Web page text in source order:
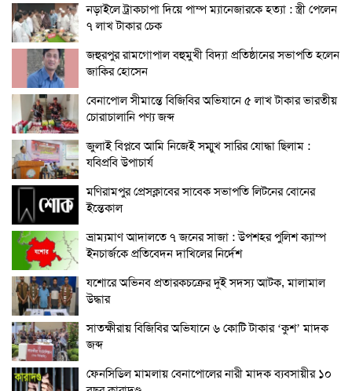
নড়াইলে ট্রাকচাপা দিয়ে পাম্প ম্যানেজারকে হত্যা : স্ত্রী পেলেন
৭ লাখ টাকার চেক
জহুরপুর রামগোপাল বহুমুখী বিদ্যা প্রতিষ্ঠানের সভাপতি হলেন
জাকির হোসেন
বেনাপোল সীমান্তে বিজিবির অভিযানে ৫ লাখ টাকার ভারতীয়
চোরাচালানি পণ্য জব্দ
জুলাই বিপ্লবে আমি নিজেই সম্মুখ সারির যোদ্ধা ছিলাম :
যবিপ্রবি উপাচার্য
মণিরামপুর প্রেসক্লাবের সাবেক সভাপতি লিটনের বোনের
ইন্তেকাল
ভ্রাম্যমাণ আদালতে ৭ জনের সাজা : উপশহর পুলিশ ক্যাম্প
ইনচার্জকে প্রতিবেদন দাখিলের নির্দেশ
যশোরে অভিনব প্রতারকচক্রের দুই সদস্য আটক, মালামাল
উদ্ধার
সাতক্ষীরায় বিজিবির অভিযানে ৬ কোটি টাকার ‘কুশ’ মাদক
জব্দ
ফেনসিডিল মামলায় বেনাপোলের নারী মাদক ব্যবসায়ীর ১০